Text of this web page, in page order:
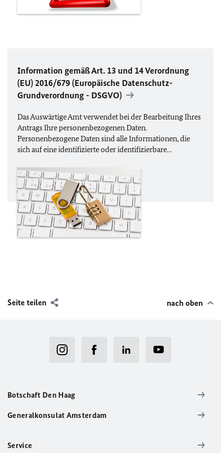
Information gemäß Art. 13 und 14 Verordnung
(EU) 2016/679 (Europäische Datenschutz-
Grundverordnung - DSGVO)
Das Auswärtige Amt verwendet bei der Bearbeitung Ihres
Antrags Ihre personenbezogenen Daten.
Personenbezogene Daten sind alle Informationen, die
sich auf eine identifizierte oder identifizierbare…
Seite teilen nach oben
Botschaft Den Haag
Generalkonsulat Amsterdam
Service